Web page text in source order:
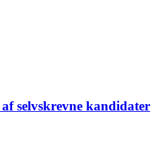
selvskrevne kandidater